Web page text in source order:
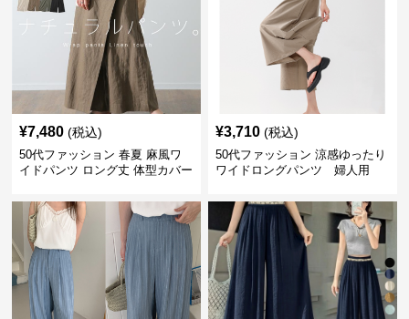
¥7,480 (税込)
50代ファッション 春夏 麻風ワ
イドパンツ ロング丈 体型カバー
¥3,710 (税込)
50代ファッション 涼感ゆったり
ワイドロングパンツ 婦人用